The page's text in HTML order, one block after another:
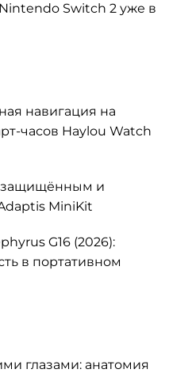
Switch 2 уже в
навигация на
часов Haylou Watch
защищённым и
MiniKit
G16 (2026):
в портативном
глазами: анатомия